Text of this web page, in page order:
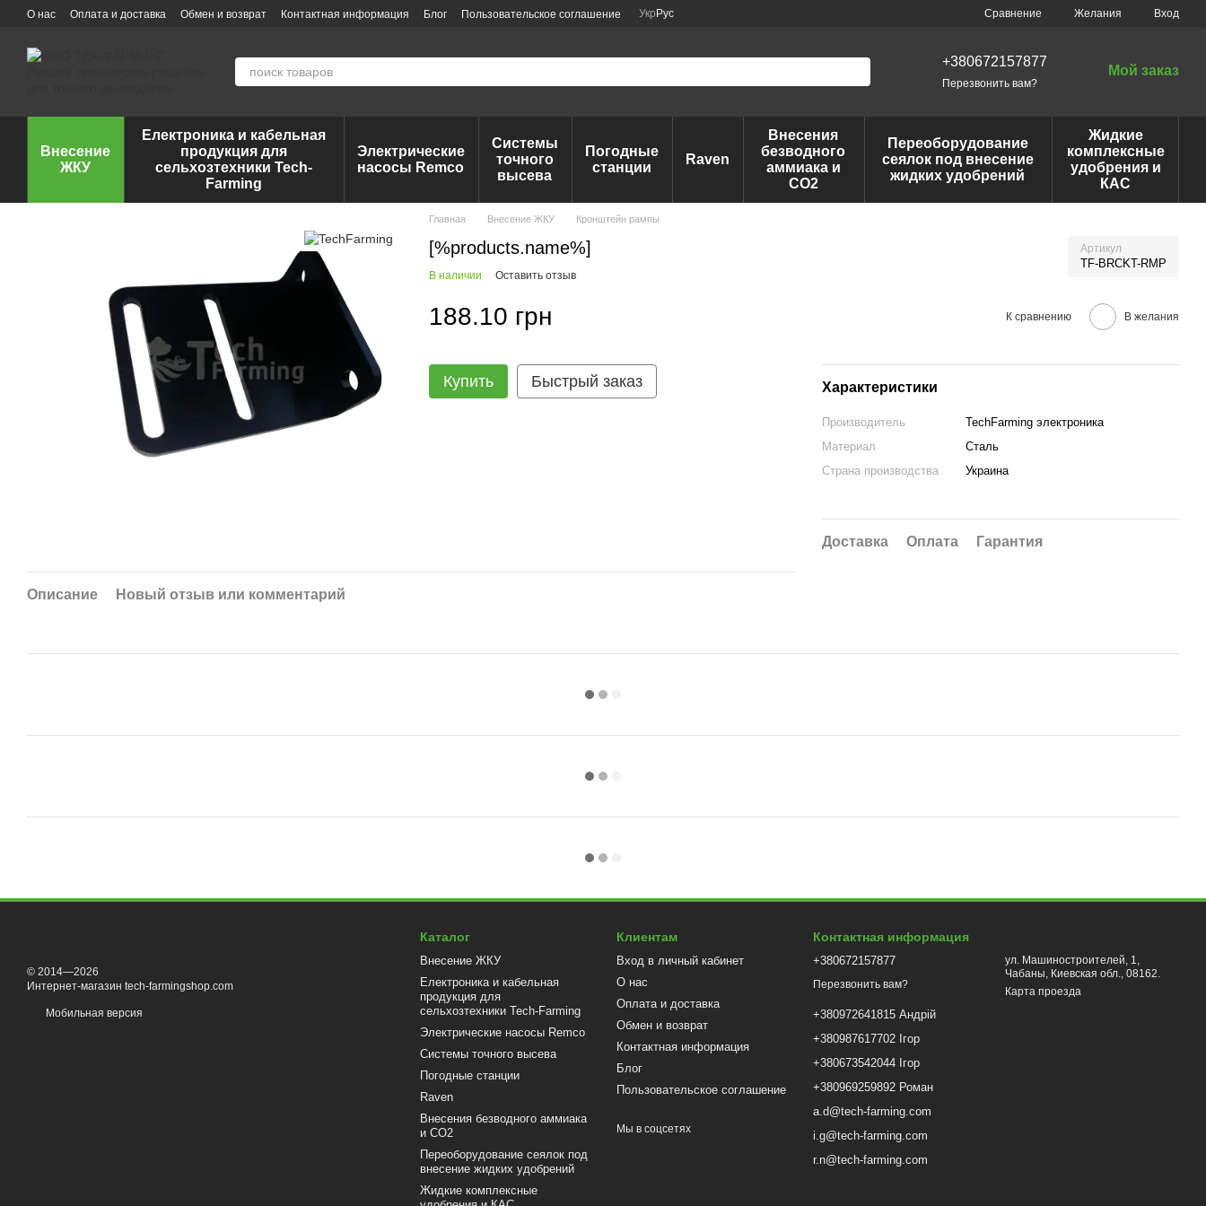
Перейти к основному контенту
О нас Оплата и доставка Обмен и возврат Контактная информация Блог Пользовательское соглашение Укр Рус Сравнение Желания Вход
+380672157877
Перезвонить вам?
Мой заказ
Внесение
ЖКУ
Електроника и кабельная
продукция для
сельхозтехники Tech-
Farming
Электрические
насосы Remco
Системы
точного
высева
Погодные
станции
Raven
Внесения
безводного
аммиака и
CO2
Переоборудование
сеялок под внесение
жидких удобрений
Жидкие
комплексные
удобрения и
КАС
Главная Внесение ЖКУ Кронштейн рампы
[%products.name%] Артикул
TF-BRCKT-RMP
В наличии Оставить отзыв
188.10 грн К сравнению В желания
Купить Быстрый заказ Характеристики
Производитель
TechFarming электроника
Материал
Сталь
Страна производства
Украина
Доставка Оплата Гарантия
Описание Новый отзыв или комментарий
© 2014—2026
Интернет-магазин tech-farmingshop.com
Мобильная версия
Каталог
Внесение ЖКУ
Електроника и кабельная
продукция для
сельхозтехники Tech-Farming
Электрические насосы Remco
Системы точного высева
Погодные станции
Raven
Внесения безводного аммиака
и CO2
Переоборудование сеялок под
внесение жидких удобрений
Жидкие комплексные
Клиентам
Вход в личный кабинет
О нас
Оплата и доставка
Обмен и возврат
Контактная информация
Блог
Пользовательское соглашение
Мы в соцсетях
Контактная информация
+380672157877
Перезвонить вам?
+380972641815 Андрій
+380987617702 Ігор
+380673542044 Ігор
+380969259892 Роман
a.d@tech-farming.com
i.g@tech-farming.com
r.n@tech-farming.com
ул. Машиностроителей, 1,
Чабаны, Киевская обл., 08162.
Карта проезда